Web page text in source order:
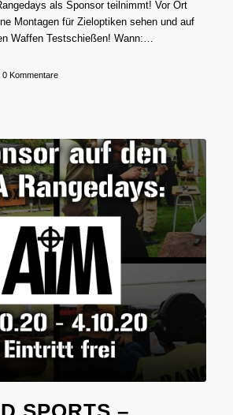
als Sponsor teilnimmt! Vor Ort
Montagen für Zieloptiken sehen und auf
Waffen Testschießen! Wann:…
0 Kommentare